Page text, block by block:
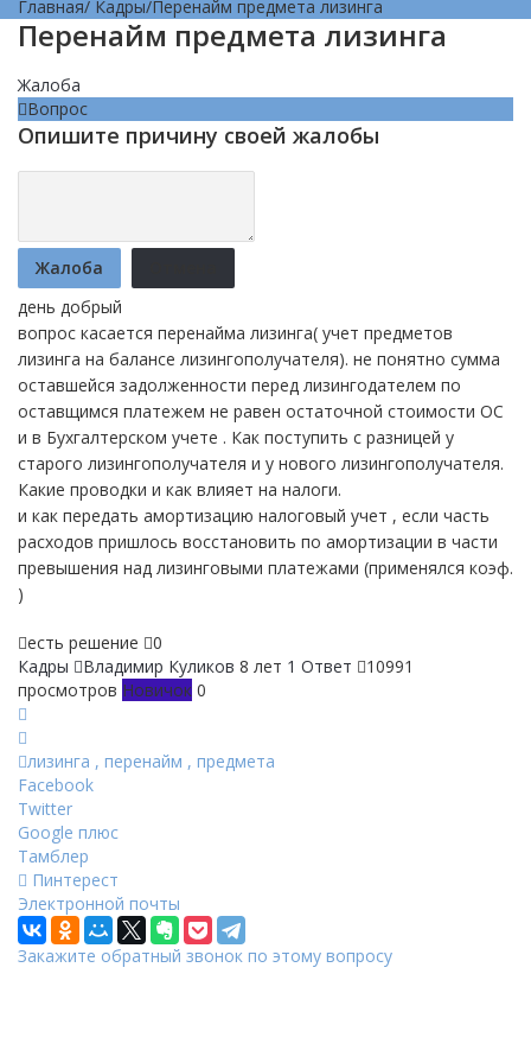
Главная/ Кадры/Перенайм предмета лизинга
Перенайм предмета лизинга
Жалоба
Вопрос
Опишите причину своей жалобы
Жалоба
день добрый
вопрос касается перенайма лизинга( учет предметов
лизинга на балансе лизингополучателя). не понятно сумма
оставшейся задолженности перед лизингодателем по
оставщимся платежем не равен остаточной стоимости ОС
и в Бухгалтерском учете . Как поступить с разницей у
старого лизингополучателя и у нового лизингополучателя.
Какие проводки и как влияет на налоги.
и как передать амортизацию налоговый учет , если часть
расходов пришлось восстановить по амортизации в части
превышения над лизинговыми платежами (применялся коэф.
)
есть решение
0
Кадры
Владимир Куликов 8 лет 1 Ответ
10991
просмотров Новичок 0
лизинга , перенайм , предмета
Facebook
Twitter
Google плюс
Тамблер
Пинтерест
Электронной почты
Закажите обратный звонок по этому вопросу